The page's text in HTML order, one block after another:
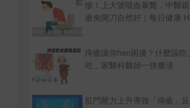
慘！上大號噴血暴斃，中醫
瘡免開刀自然好｜每日健康
痔瘡讓你hen困擾？什麼該吃
吃，家醫科醫師一併釐清
肛門壓力上升導致「痔瘡」